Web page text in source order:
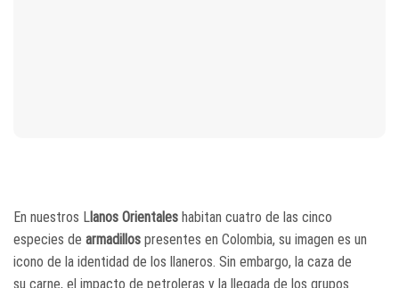
En nuestros Llanos Orientales habitan cuatro de las cinco
especies de armadillos presentes en Colombia, su imagen es un
icono de la identidad de los llaneros. Sin embargo, la caza de
su carne, el impacto de petroleras y la llegada de los grupos